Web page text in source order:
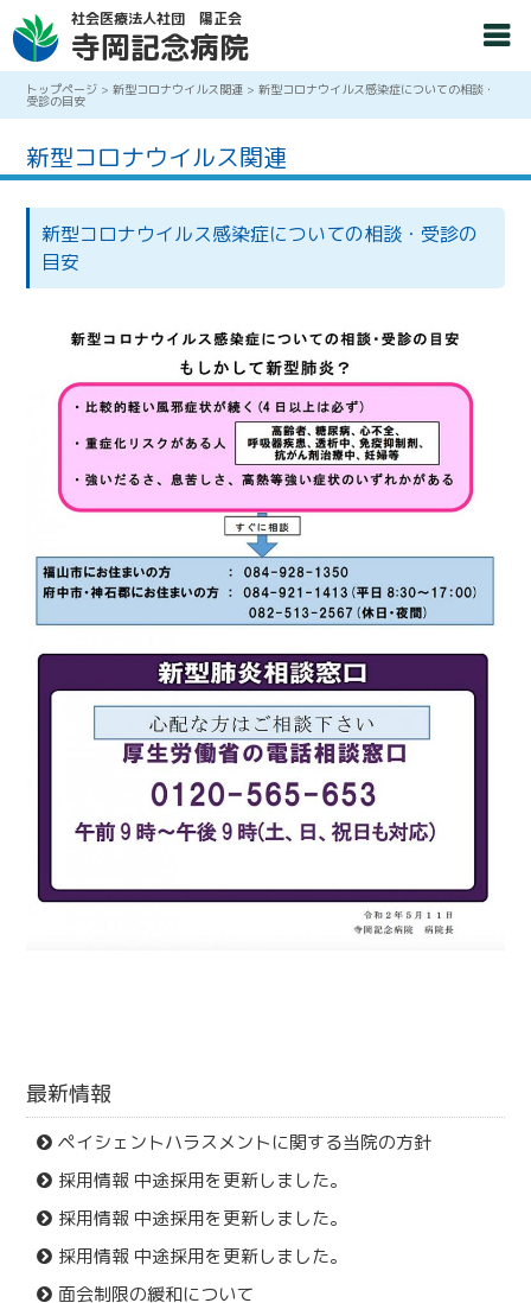
社会医療法人社団 陽正会
寺岡記念病院
トップページ >新型コロナウイルス関連 >新型コロナウイルス感染症についての相談・
受診の目安
新型コロナウイルス関連
新型コロナウイルス感染症についての相談・受診の
目安
最新情報
ペイシェントハラスメントに関する当院の方針
採用情報 中途採用を更新しました。
採用情報 中途採用を更新しました。
採用情報 中途採用を更新しました。
面会制限の緩和について